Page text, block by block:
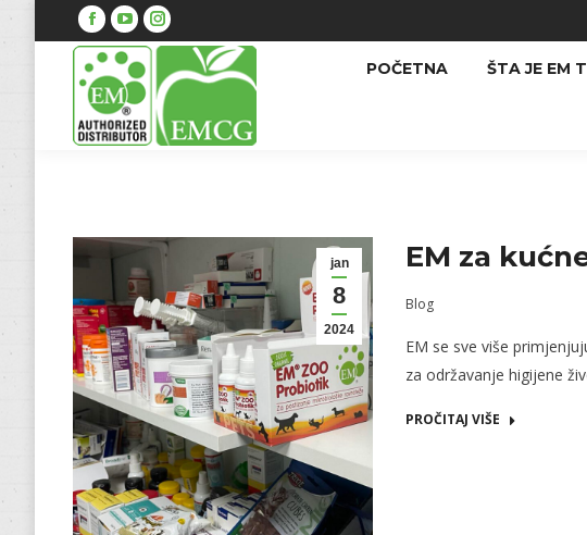
Facebook
YouTubeInstagram
POČETNA ŠTA JE EM
jan
8
2024
EM za
Blog
EM se sve više
za održavanje higijene
PROČITAJ VIŠE